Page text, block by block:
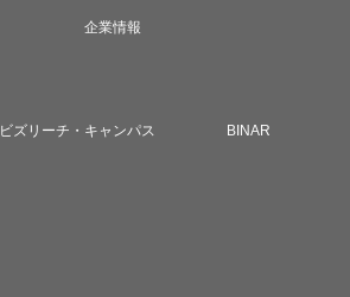
企業情報
ビズリーチ・キャンパス BINAR